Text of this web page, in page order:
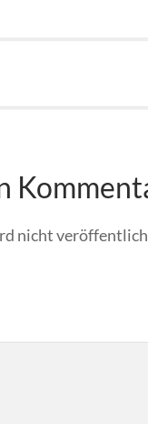
nicht